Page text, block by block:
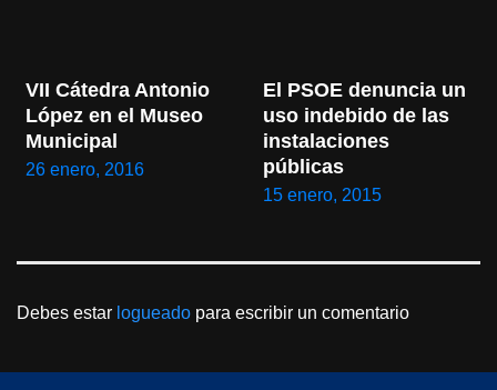
VII Cátedra Antonio
López en el Museo
Municipal
26 enero, 2016
El PSOE denuncia un
uso indebido de las
instalaciones
públicas
15 enero, 2015
Debes estar logueado para escribir un comentario